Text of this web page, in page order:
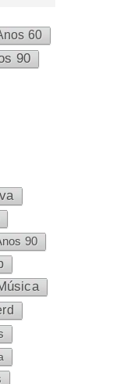
60
90
90